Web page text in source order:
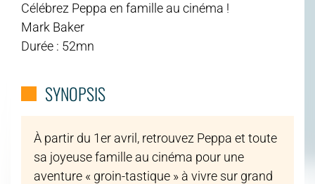
Célébrez Peppa en famille au cinéma !
Mark Baker
Durée : 52mn
SYNOPSIS
À partir du 1er avril, retrouvez Peppa et toute
sa joyeuse famille au cinéma pour une
aventure « groin-tastique » à vivre sur grand